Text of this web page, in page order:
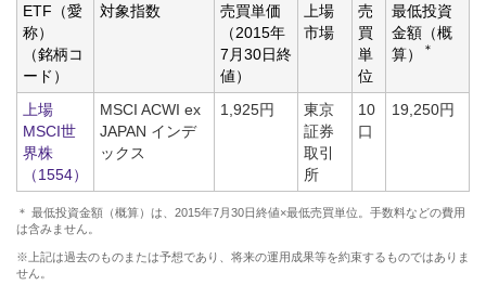
ETF（愛
称）
（銘柄コ
ード）
対象指数
売買単価
（2015年
7月30日終
値）
上場
市場
売
買
単
位
最低投資
金額（概
算）
＊
上場
MSCI世
界株
（1554）
MSCI ACWI ex
JAPAN インデ
ックス
1,925円
東京
証券
取引
所
10
口
19,250円
＊ 最低投資金額（概算）は、2015年7月30日終値×最低売買単位。手数料などの費用
は含みません。
※上記は過去のものまたは予想であり、将来の運用成果等を約束するものではありま
せん。